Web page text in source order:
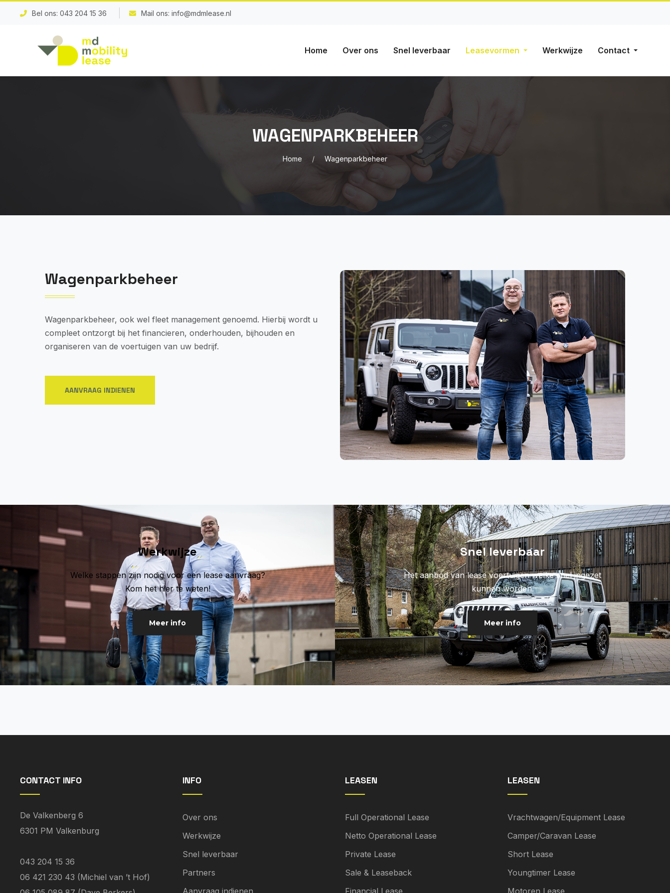
Bel ons: 043 204 15 36 Mail ons: info@mdmlease.nl
Home Over ons Snel leverbaar Leasevormen Werkwijze Contact
WAGENPARKBEHEER
Home Wagenparkbeheer
Wagenparkbeheer
Wagenparkbeheer, ook wel fleet management genoemd. Hierbij wordt u
compleet ontzorgt bij het financieren, onderhouden, bijhouden en
organiseren van de voertuigen van uw bedrijf.
AANVRAAG INDIENEN
Werkwijze
Welke stappen zijn nodig voor een lease aanvraag?
Kom het hier te weten!
Meer info
Snel leverbaar
Het aanbod van lease voertuigen welke snel ingezet
kunnen worden.
Meer info
CONTACT INFO
De Valkenberg 6
6301 PM Valkenburg
043 204 15 36
06 421 230 43 (Michiel van ’t Hof)
INFO
Over ons
Werkwijze
Snel leverbaar
Partners
LEASEN
Full Operational Lease
Netto Operational Lease
Private Lease
Sale & Leaseback
LEASEN
Vrachtwagen/Equipment Lease
Camper/Caravan Lease
Short Lease
Youngtimer Lease